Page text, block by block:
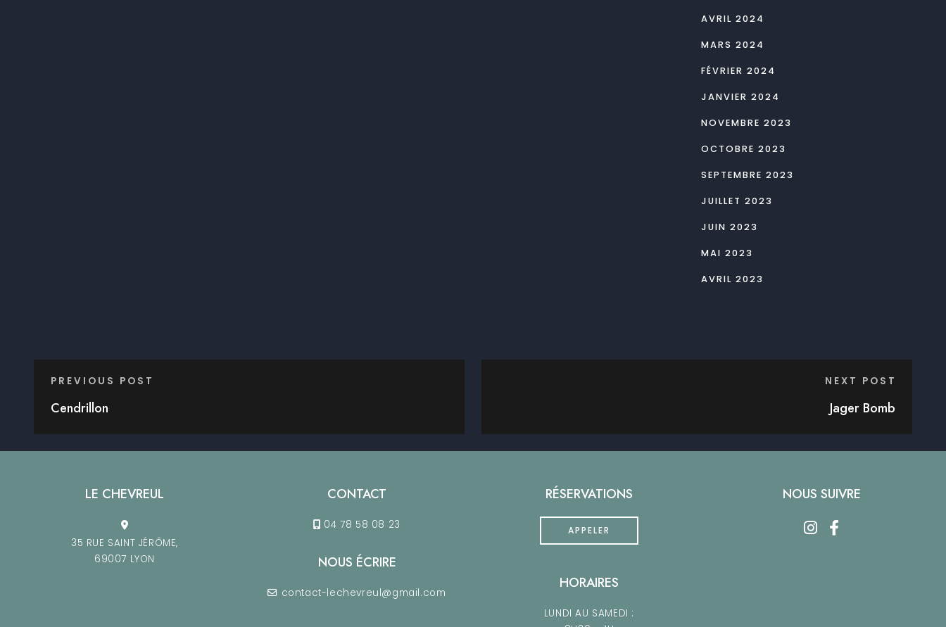
AVRIL 2024
MARS 2024
FÉVRIER 2024
JANVIER 2024
NOVEMBRE 2023
OCTOBRE 2023
SEPTEMBRE 2023
JUILLET 2023
JUIN 2023
MAI 2023
AVRIL 2023
PREVIOUS POST
Cendrillon
NEXT POST
Jager Bomb
LE CHEVREUL
35 RUE SAINT JÉRÔME,
69007 LYON
CONTACT
04 78 58 08 23
NOUS ÉCRIRE
contact-lechevreul@gmail.com
RÉSERVATIONS
APPELER
HORAIRES
LUNDI AU SAMEDI :
NOUS SUIVRE